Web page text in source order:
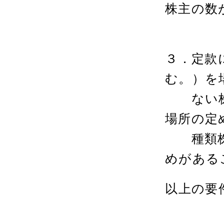
株主の数
３．定款
む。）を
ない
場所の定
種類株
めがある
以上の